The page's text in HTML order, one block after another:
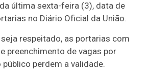
última sexta-feira (3), data de
no Diário Oficial da União.
respeitado, as portarias com
preenchimento de vagas por
perdem a validade.